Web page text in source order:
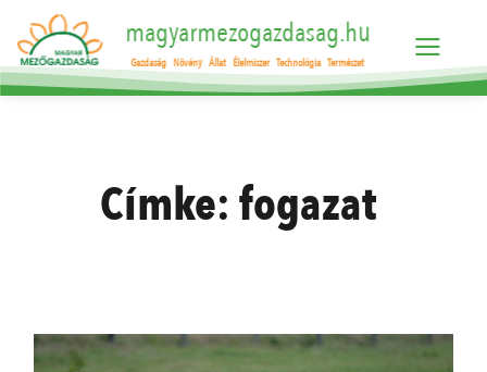
magyarmezogazdasag.hu
Gazdaság Növény Állat Élelmiszer Technológia Természet
Címke:fogazat